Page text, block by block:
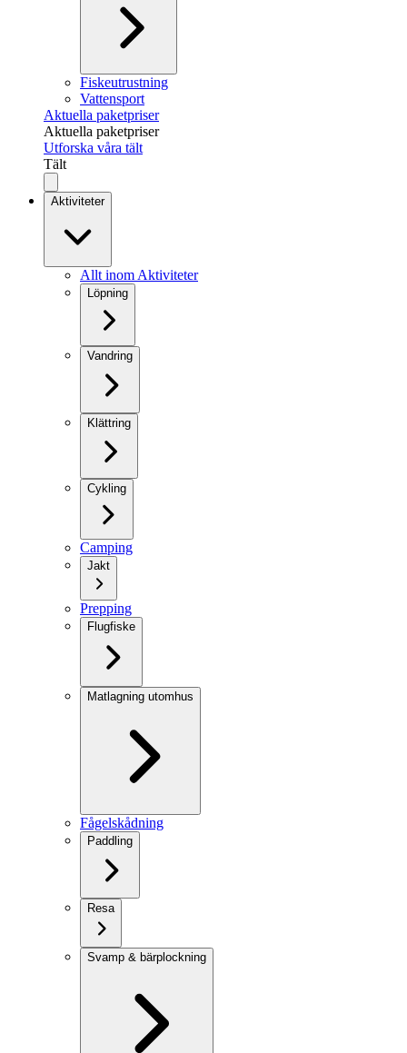
Fiskeutrustning
Vattensport
Aktuella paketpriser
Aktuella paketpriser
Utforska våra tält
Tält
Aktiviteter
Allt inom Aktiviteter
Löpning
Vandring
Klättring
Cykling
Camping
Jakt
Prepping
Flugfiske
Matlagning utomhus
Fågelskådning
Paddling
Resa
Svamp & bärplockning